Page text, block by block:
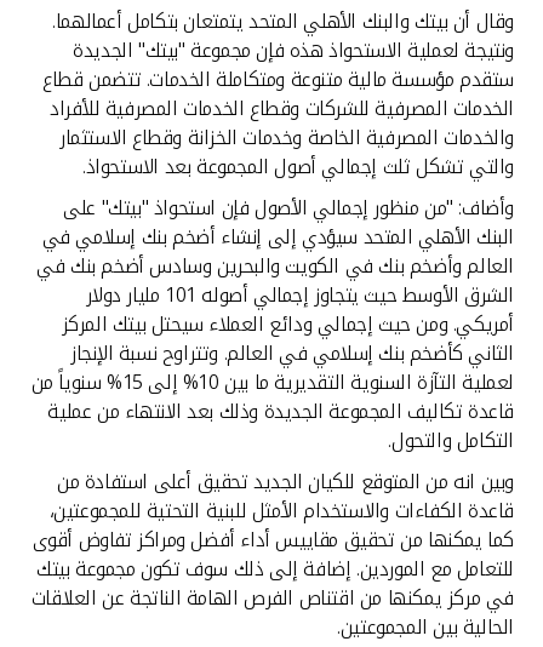
وقال أن بيتك والبنك الأهلي المتحد يتمتعان بتكامل أعمالهما.
ونتيجة لعملية الاستحواذ هذه فإن مجموعة "بيتك" الجديدة
ستقدم مؤسسة مالية متنوعة ومتكاملة الخدمات. تتضمن قطاع
الخدمات المصرفية للشركات وقطاع الخدمات المصرفية للأفراد
والخدمات المصرفية الخاصة وخدمات الخزانة وقطاع الاستثمار
والتي تشكل ثلث إجمالي أصول المجموعة بعد الاستحواذ.
وأضاف: "من منظور إجمالي الأصول فإن استحواذ "بيتك" على
البنك الأهلي المتحد سيؤدي إلى إنشاء أضخم بنك إسلامي في
العالم وأضخم بنك في الكويت والبحرين وسادس أضخم بنك في
الشرق الأوسط حيث يتجاوز إجمالي أصوله 101 مليار دولار
أمريكي. ومن حيث إجمالي ودائع العملاء سيحتل بيتك المركز
الثاني كأضخم بنك إسلامي في العالم. وتتراوح نسبة الإنجاز
لعملية التآزة السنوية التقديرية ما بين 10% إلى 15% سنوياً من
قاعدة تكاليف المجموعة الجديدة وذلك بعد الانتهاء من عملية
التكامل والتحول.
وبين انه من المتوقع للكيان الجديد تحقيق أعلى استفادة من
قاعدة الكفاءات والاستخدام الأمثل للبنية التحتية للمجموعتين،
كما يمكنها من تحقيق مقاييس أداء أفضل ومراكز تفاوض أقوى
للتعامل مع الموردين. إضافة إلى ذلك سوف تكون مجموعة بيتك
في مركز يمكنها من اقتناص الفرص الهامة الناتجة عن العلاقات
الحالية بين المجموعتين.